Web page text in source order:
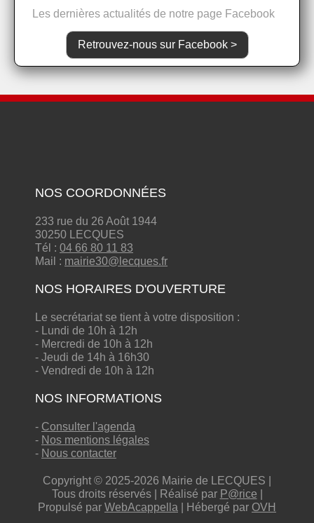
Les dernières actualités de notre page Facebook
Retrouvez-nous sur Facebook >
NOS COORDONNÉES
233 rue du 26 Août 1944
30250 LECQUES
Tél : 04 66 80 11 83
Mail : mairie30@lecques.fr
NOS HORAIRES D'OUVERTURE
Le secrétariat se tient à votre disposition :
- Lundi de 10h à 12h
- Mercredi de 10h à 12h
- Jeudi de 14h à 16h30
- Vendredi de 10h à 12h
NOS INFORMATIONS
- Consulter l'agenda
- Nos mentions légales
- Nous contacter
Copyright © 2025-2026 Mairie de LECQUES |
Tous droits réservés | Réalisé par P@rice
Propulsé par WebAcappella | Hébergé par OVH